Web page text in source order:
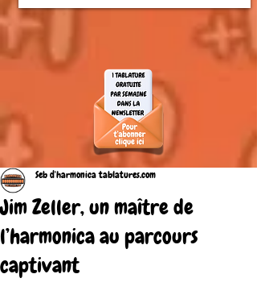
Jim Zeller, un maître de
l’harmonica au parcours
captivant
Seb d'harmonica tablatures.com